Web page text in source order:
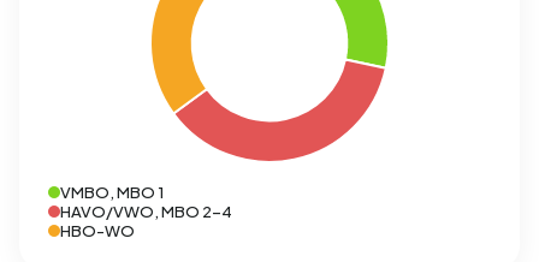
VMBO, MBO 1
HAVO/VWO, MBO 2-4
HBO-WO